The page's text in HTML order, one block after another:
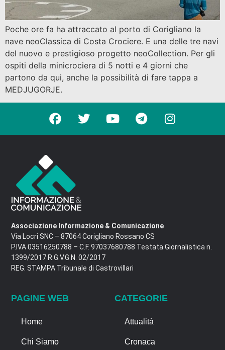
Poche ore fa ha attraccato al porto di Corigliano la
nave neoClassica di Costa Crociere. E una delle tre navi
del nuovo e prestigioso progetto neoCollection. Per gli
ospiti della minicrociera di 5 notti e 4 giorni che
partono da qui, anche la possibilità di fare tappa a
MEDJUGORJE.
Associazione Informazione & Comunicazione
Via Locri SNC – 87064 Corigliano Rossano CS
P.IVA 03516250788 – C.F. 97037680788 Testata Giornalistica n.
1399/2017 R.G.V.G.N. 02/2017
REG. STAMPA Tribunale di Castrovillari
PAGINE WEB
Home
Chi Siamo
CATEGORIE
Attualità
Cronaca